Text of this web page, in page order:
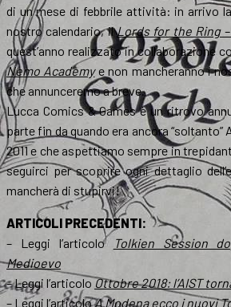
di un mese di febbrile attività: in arrivo
nostro calendario, ilLords for the Ring
quest’anno realizzato in collaborazione
Nemo Academye non mancheranno i
che annunceremo a breve.
Lucca Comics & Games è un ritrovo
parte fin da quando era ancora “soltanto”
2011 e che aspettiamo sempre in
seguirci per scoprire ogni dettaglio
mancherà di stupirvi!
ARTICOLI PRECEDENTI:
– Leggi l’articolo Tolkien Session
Medioevo
– Leggi l’articoloOttobre 2018: l’AIST
– Leggi l’articoloA Modena ecco i nuovi